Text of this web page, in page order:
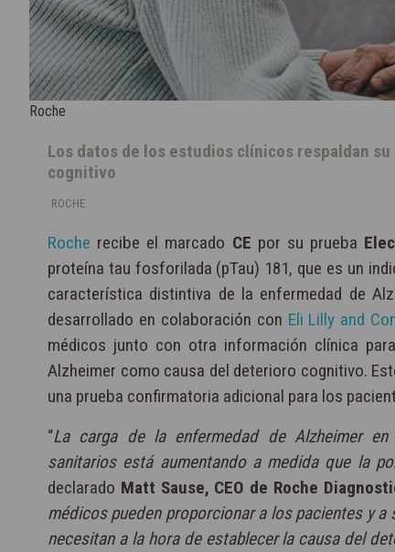
Roche
Los datos de los estudios clínicos respaldan
cognitivo
ROCHE
Roche recibe el marcado CE por su prueba
proteína tau fosforilada (pTau) 181, que es un
característica distintiva de la enfermedad de
desarrollado en colaboración con Eli Lilly and
médicos junto con otra información clínica
Alzheimer como causa del deterioro cognitivo.
una prueba confirmatoria adicional para los
“La carga de la enfermedad de Alzheimer
sanitarios está aumentando a medida que la
declarado Matt Sause, CEO de Roche
médicos pueden proporcionar a los pacientes y
necesitan a la hora de establecer la causa del